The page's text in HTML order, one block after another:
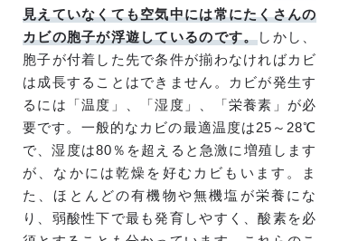
見えていなくても空気中には常にたくさんの
カビの胞子が浮遊しているのです。しかし、
胞子が付着した先で条件が揃わなければカビ
は成長することはできません。カビが発生す
るには「温度」、「湿度」、「栄養素」が必
要です。一般的なカビの最適温度は25～28℃
で、湿度は80％を超えると急激に増殖します
が、なかには乾燥を好むカビもいます。ま
た、ほとんどの有機物や無機塩が栄養にな
り、弱酸性下で最も発育しやすく、酸素を必